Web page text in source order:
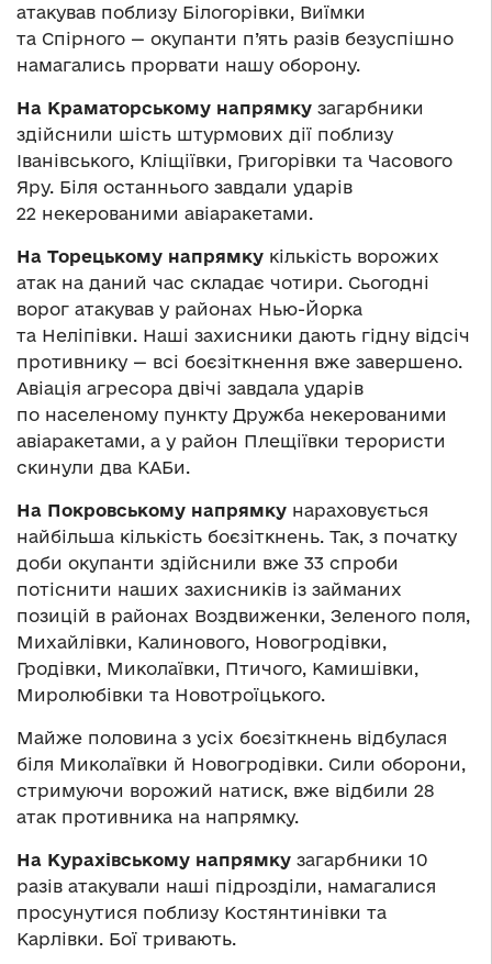
атакував поблизу Білогорівки, Виїмки
та Спірного — окупанти п’ять разів безуспішно
намагались прорвати нашу оборону.
На Краматорському напрямку загарбники
здійснили шість штурмових дії поблизу
Іванівського, Кліщіївки, Григорівки та Часового
Яру. Біля останнього завдали ударів
22 некерованими авіаракетами.
На Торецькому напрямку кількість ворожих
атак на даний час складає чотири. Сьогодні
ворог атакував у районах Нью-Йорка
та Неліпівки. Наші захисники дають гідну відсіч
противнику — всі боєзіткнення вже завершено.
Авіація агресора двічі завдала ударів
по населеному пункту Дружба некерованими
авіаракетами, а у район Плещіївки терористи
скинули два КАБи.
На Покровському напрямку нараховується
найбільша кількість боєзіткнень. Так, з початку
доби окупанти здійснили вже 33 спроби
потіснити наших захисників із займаних
позицій в районах Воздвиженки, Зеленого поля,
Михайлівки, Калинового, Новогродівки,
Гродівки, Миколаївки, Птичого, Камишівки,
Миролюбівки та Новотроїцького.
Майже половина з усіх боєзіткнень відбулася
біля Миколаївки й Новогродівки. Сили оборони,
стримуючи ворожий натиск, вже відбили 28
атак противника на напрямку.
На Курахівському напрямку загарбники 10
разів атакували наші підрозділи, намагалися
просунутися поблизу Костянтинівки та
Карлівки. Бої тривають.